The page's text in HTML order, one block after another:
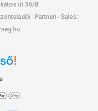
út 36/B
- Partneri - Sales: